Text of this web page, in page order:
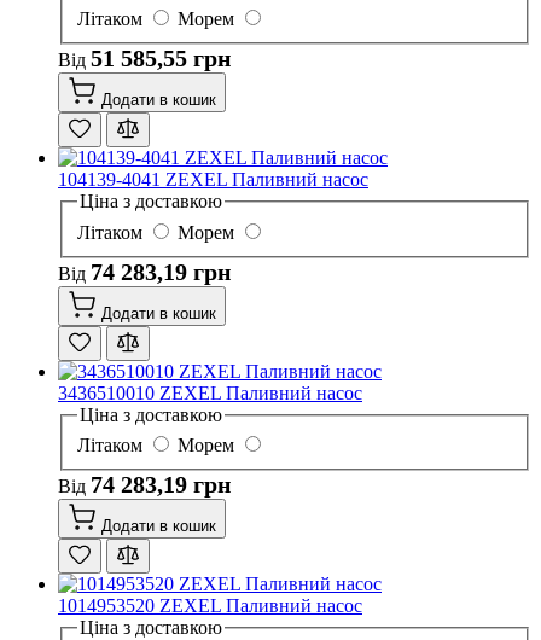
Літаком
Морем
Від 51 585,55 грн
Додати в кошик
104139-4041 ZEXEL Паливний насос
Ціна з доставкою
Літаком
Морем
Від 74 283,19 грн
Додати в кошик
3436510010 ZEXEL Паливний насос
Ціна з доставкою
Літаком
Морем
Від 74 283,19 грн
Додати в кошик
1014953520 ZEXEL Паливний насос
Ціна з доставкою